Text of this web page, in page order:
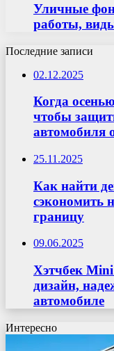
Уличные
работы,
Последние записи
02.12.2025
Когда
чтобы
автомобиля
25.11.2025
Как найти
сэкономить
границу
09.06.2025
Хэтчбек
дизайн,
автомобиле
Интересно